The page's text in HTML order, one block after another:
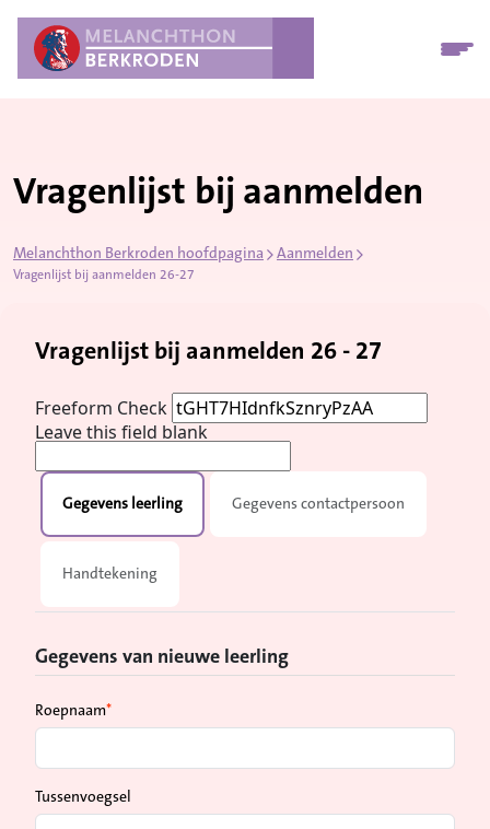
Vragenlijst bij aanmelden
Melanchthon Berkroden hoofdpagina Aanmelden
Vragenlijst bij aanmelden 26-27
Vragenlijst bij aanmelden 26 - 27
Freeform Check
Leave this field blank
Gegevens leerling Gegevens contactpersoon
Handtekening
Gegevens van nieuwe leerling
Roepnaam
Tussenvoegsel